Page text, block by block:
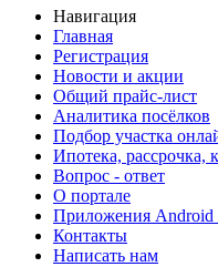
Навигация
Главная
Регистрация
Новости и акции
Общий прайс-лист
Аналитика посёлков
Подбор участка
Ипотека, рассрочка,
Вопрос - ответ
О портале
Приложения Android
Контакты
Написать нам